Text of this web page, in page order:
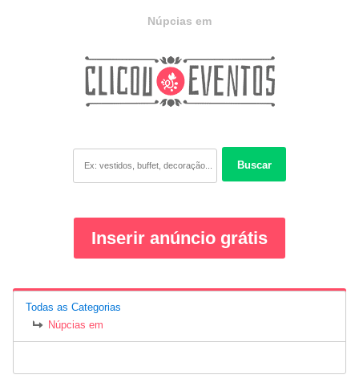
Núpcias em
Buscar
Inserir anúncio grátis
Todas as Categorias
Núpcias em